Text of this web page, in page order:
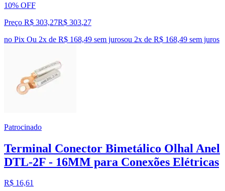
10% OFF
Preço R$ 303,27R$ 303,27
no Pix Ou 2x de R$ 168,49 sem jurosou 2x de R$ 168,49 sem juros
Patrocinado
Terminal Conector Bimetálico Olhal Anel
DTL-2F - 16MM para Conexões Elétricas
R$ 16,61